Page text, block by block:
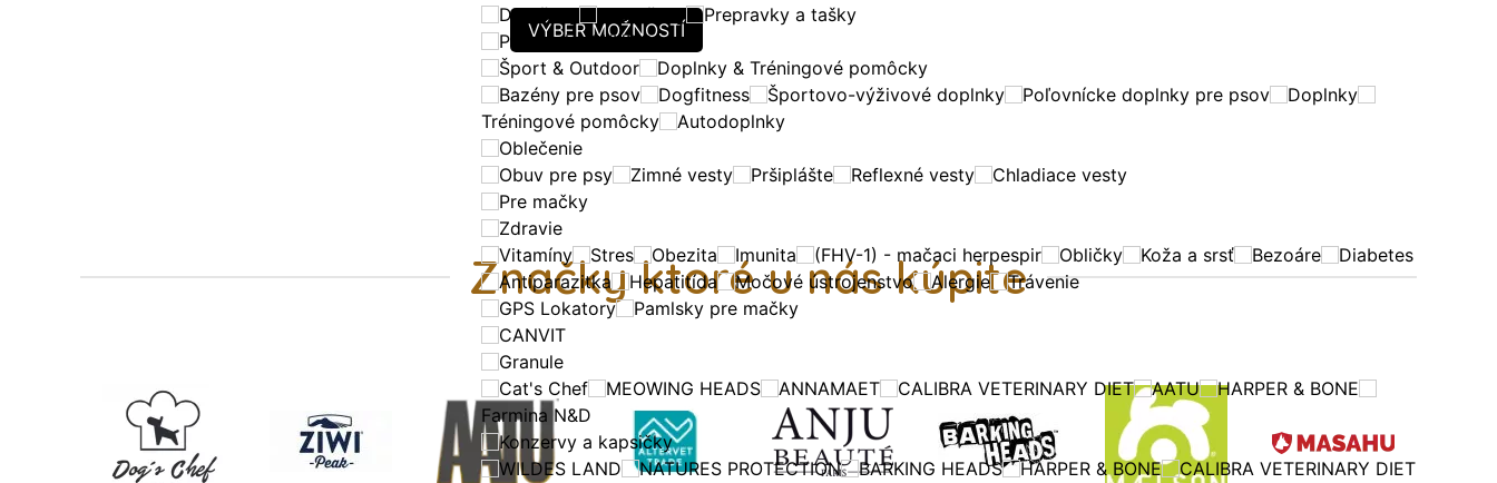
Domčeky
Koberčeky
Prepravky a tašky
Prepravky SKUDO
Šport & Outdoor
Doplnky & Tréningové pomôcky
Bazény pre psov
Dogfitness Športovo-výživové doplnky Poľovnícke doplnky pre psov
Doplnky
Tréningové pomôcky
Autodoplnky
Oblečenie
Obuv pre psy
Zimné vesty Pršiplášte Reflexné vesty
Chladiace vesty
Pre mačky
Zdravie
Vitamíny
Stres Obezita Imunita (FHV-1) - mačaci herpespir Obličky Koža a srsť Bezoáre
Diabetes
Antiparazitka
Hepatitída Močové ústrojenstvo Alergie
Trávenie
GPS Lokatory
Pamlsky pre mačky
CANVIT
Granule
Cat's Chef
MEOWING HEADS ANNAMAET CALIBRA VETERINARY DIET AATU
HARPER & BONE
Farmina N&D
Konzervy a kapsičky
WILDES LAND
NATURES PROTECTION BARKING HEADS HARPER & BONE
CALIBRA VETERINARY DIET
VÝBER MOŽNOSTÍ
Značky ktoré u nás kúpite